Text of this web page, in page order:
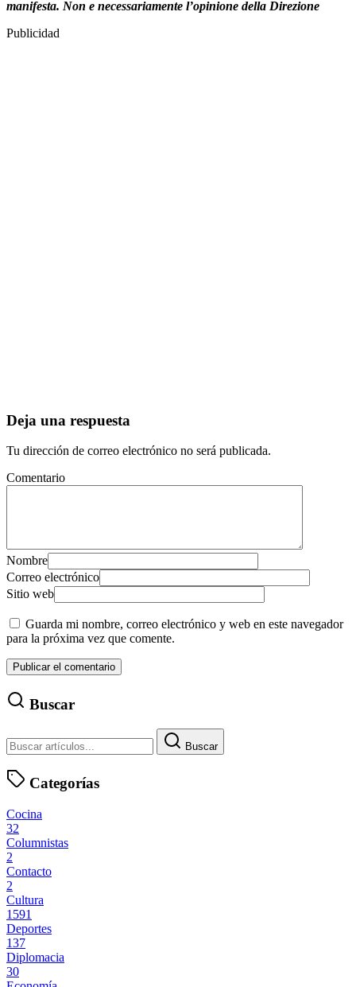
manifesta. Non e necessariamente l’opinione della Direzione
Publicidad
Deja una respuesta
Tu dirección de correo electrónico no será publicada.
Comentario
Nombre
Correo electrónico
Sitio web
Guarda mi nombre, correo electrónico y web en este navegador
para la próxima vez que comente.
Buscar
Buscar
Categorías
Cocina
32
Columnistas
2
Contacto
2
Cultura
1591
Deportes
137
Diplomacia
30